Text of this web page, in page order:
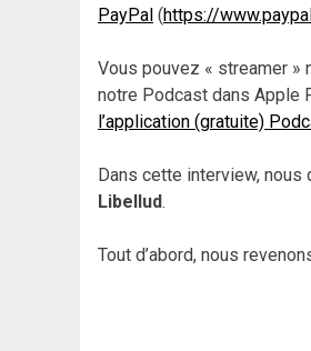
PayPal (https://
Vous pouvez « streamer »
notre Podcast dans Apple
l’application (gratuite)
Dans cette interview, nous
Libellud.
Tout d’abord, nous